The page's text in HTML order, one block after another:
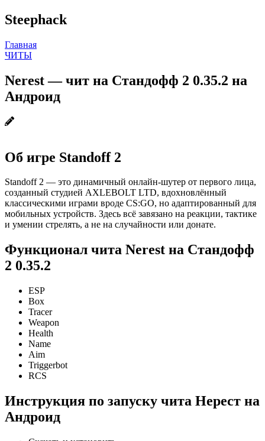
Steephack
Главная
ЧИТЫ
Nerest — чит на Стандофф 2 0.35.2 на
Андроид
Об игре Standoff 2
Standoff 2 — это динамичный онлайн-шутер от первого лица,
созданный студией AXLEBOLT LTD, вдохновлённый
классическими играми вроде CS:GO, но адаптированный для
мобильных устройств. Здесь всё завязано на реакции, тактике
и умении стрелять, а не на случайности или донате.
Функционал чита Nerest на Стандофф
2 0.35.2
ESP
Box
Tracer
Weapon
Health
Name
Aim
Triggerbot
RCS
Инструкция по запуску чита Нерест на
Андроид